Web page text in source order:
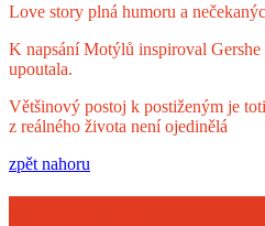
Love story plná humoru a
K napsání Motýlů inspiroval Gershe
upoutala.
Většinový postoj k postiženým je
z reálného života není ojedinělá
zpět nahoru